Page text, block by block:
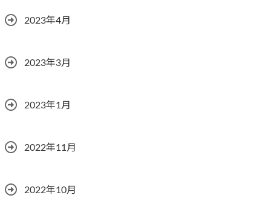
2023年4月
2023年3月
2023年1月
2022年11月
2022年10月